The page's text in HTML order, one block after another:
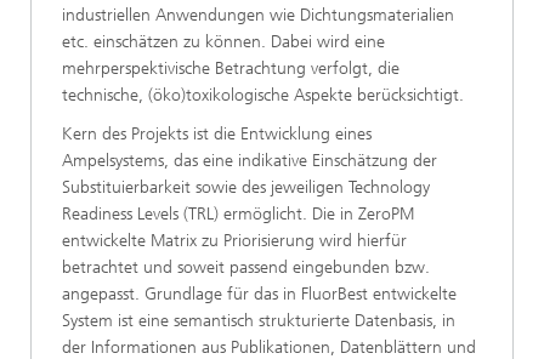
industriellen Anwendungen wie Dichtungsmaterialien
etc. einschätzen zu können. Dabei wird eine
mehrperspektivische Betrachtung verfolgt, die
technische, (öko)toxikologische Aspekte berücksichtigt.
Kern des Projekts ist die Entwicklung eines
Ampelsystems, das eine indikative Einschätzung der
Substituierbarkeit sowie des jeweiligen Technology
Readiness Levels (TRL) ermöglicht. Die in ZeroPM
entwickelte Matrix zu Priorisierung wird hierfür
betrachtet und soweit passend eingebunden bzw.
angepasst. Grundlage für das in FluorBest entwickelte
System ist eine semantisch strukturierte Datenbasis, in
der Informationen aus Publikationen, Datenblättern und